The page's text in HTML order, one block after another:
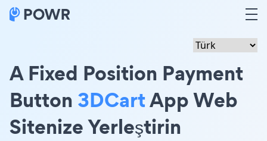
A Fixed Position Payment
Button 3DCartApp Web
Sitenize Yerleştirin